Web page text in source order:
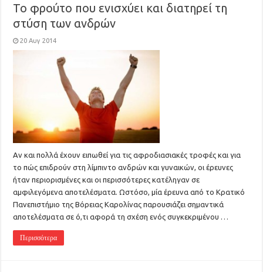
Το φρούτο που ενισχύει και διατηρεί τη
στύση των ανδρών
20 Αυγ 2014
Αν και πολλά έχουν ειπωθεί για τις αφροδιασιακές τροφές και για
το πώς επιδρούν στη λίμπιντο ανδρών και γυναικών, οι έρευνες
ήταν περιορισμένες και οι περισσότερες κατέληγαν σε
αμφιλεγόμενα αποτελέσματα. Ωστόσο, μία έρευνα από το Κρατικό
Πανεπιστήμιο της Βόρειας Καρολίνας παρουσιάζει σημαντικά
αποτελέσματα σε ό,τι αφορά τη σχέση ενός συγκεκριμένου …
Περισσότερα